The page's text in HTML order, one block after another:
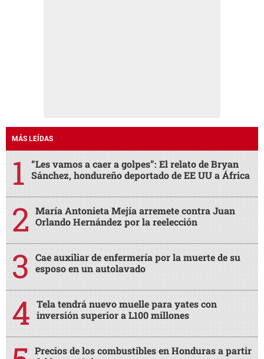
MÁS LEÍDAS
“Les vamos a caer a golpes”: El relato de Bryan
Sánchez, hondureño deportado de EE UU a África
María Antonieta Mejía arremete contra Juan
Orlando Hernández por la reelección
Cae auxiliar de enfermería por la muerte de su
esposo en un autolavado
Tela tendrá nuevo muelle para yates con
inversión superior a L100 millones
Precios de los combustibles en Honduras a partir